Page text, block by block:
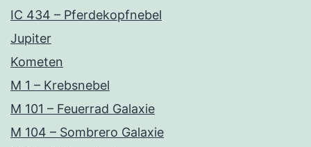
IC 434 – Pferdekopfnebel
Jupiter
Kometen
M 1 – Krebsnebel
M 101 – Feuerrad Galaxie
M 104 – Sombrero Galaxie